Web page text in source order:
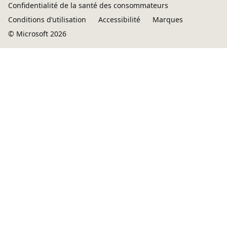
Confidentialité de la santé des consommateurs
Conditions d’utilisation
Accessibilité
Marques
© Microsoft 2026